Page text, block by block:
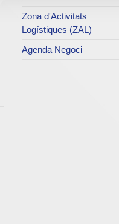
Zona d'Activitats
Logístiques (ZAL)
Agenda Negoci